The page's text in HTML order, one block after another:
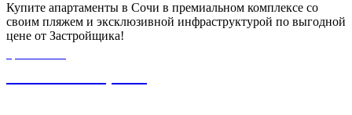
Купите апартаменты в Сочи в премиальном комплексе со
своим пляжем и эксклюзивной инфраструктурой по выгодной
цене от Застройщика!